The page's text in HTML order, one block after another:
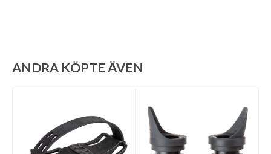
ANDRA KÖPTE ÄVEN